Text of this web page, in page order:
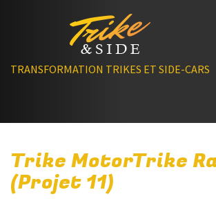
TRANSFORMATION TRIKES ET SIDE-CARS
Trike MotorTrike
(Projet 11)